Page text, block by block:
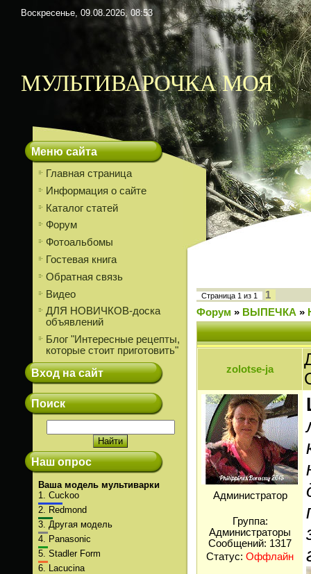
Воскресенье, 09.08.2026, 08:53
МУЛЬТИВАРОЧКА МОЯ
Меню сайта
Главная страница
Информация о сайте
Каталог статей
Форум
Фотоальбомы
Гостевая книга
Обратная связь
Видео
ДЛЯ НОВИЧКОВ-доска
объявлений
Блог "Интересные рецепты,
которые стоит приготовить"
Вход на сайт
Поиск
Наш опрос
Ваша модель мультиварки
1. Cuckoo
2.
Redmond
3. Другая модель
4.
Panasonic
5. Stadler Form
6.
Lacucina
Страница 1 из 1
1
Форум » ВЫПЕЧКА »
zolotse-ja
Администратор
Группа:
Администраторы
Сообщений: 1317
Статус: Оффлайн